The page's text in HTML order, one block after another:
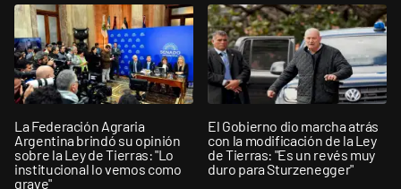
La Federación Agraria
Argentina brindó su opinión
sobre la Ley de Tierras: "Lo
institucional lo vemos como
grave"
El Gobierno dio marcha atrás
con la modificación de la Ley
de Tierras: "Es un revés muy
duro para Sturzenegger"